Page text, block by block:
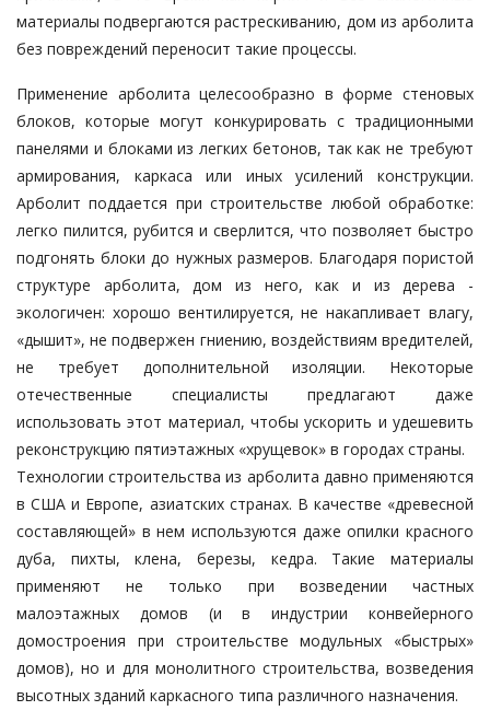
материалы подвергаются растрескиванию, дом из арболита
без повреждений переносит такие процессы.
Применение арболита целесообразно в форме стеновых
блоков, которые могут конкурировать с традиционными
панелями и блоками из легких бетонов, так как не требуют
армирования, каркаса или иных усилений конструкции.
Арболит поддается при строительстве любой обработке:
легко пилится, рубится и сверлится, что позволяет быстро
подгонять блоки до нужных размеров. Благодаря пористой
структуре арболита, дом из него, как и из дерева -
экологичен: хорошо вентилируется, не накапливает влагу,
«дышит», не подвержен гниению, воздействиям вредителей,
не требует дополнительной изоляции. Некоторые
отечественные специалисты предлагают даже
использовать этот материал, чтобы ускорить и удешевить
реконструкцию пятиэтажных «хрущевок» в городах страны.
Технологии строительства из арболита давно применяются
в США и Европе, азиатских странах. В качестве «древесной
составляющей» в нем используются даже опилки красного
дуба, пихты, клена, березы, кедра. Такие материалы
применяют не только при возведении частных
малоэтажных домов (и в индустрии конвейерного
домостроения при строительстве модульных «быстрых»
домов), но и для монолитного строительства, возведения
высотных зданий каркасного типа различного назначения.